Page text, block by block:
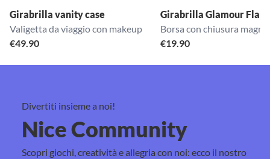
Girabrilla vanity case
Valigetta da viaggio con makeup
€49.90
Girabrilla Glamour Flap
Borsa con chiusura
€19.90
Divertiti insieme a noi!
Nice Community
Scopri giochi, creatività e allegria con noi: ecco il nostro